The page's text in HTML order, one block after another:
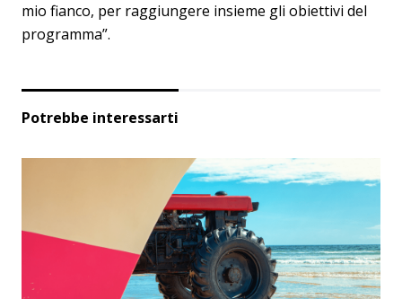
mio fianco, per raggiungere insieme gli obiettivi del
programma”.
Potrebbe interessarti